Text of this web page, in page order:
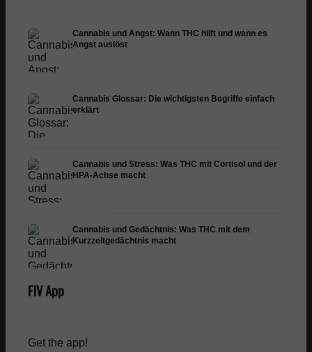
Cannabis und Angst: Wann THC hilft und wann es
Angst auslöst
Cannabis Glossar: Die wichtigsten Begriffe einfach
erklärt
Cannabis und Stress: Was THC mit Cortisol und der
HPA-Achse macht
Cannabis und Gedächtnis: Was THC mit dem
Kurzzeitgedächtnis macht
FIV App
Get the app!